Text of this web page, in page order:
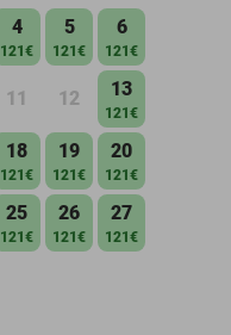
4
121€
5
121€
6
121€
11 12 13
121€
18
121€
19
121€
20
121€
25
121€
26
121€
27
121€